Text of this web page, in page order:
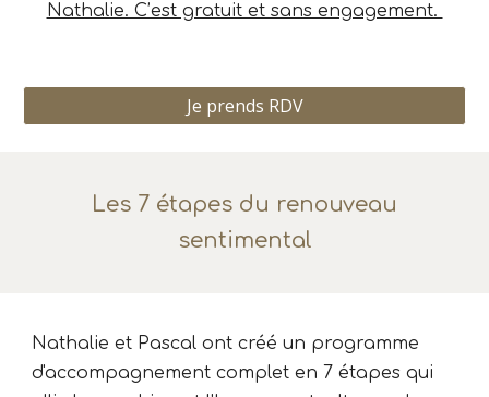
Nathalie. C’est gratuit et sans engagement.
Je prends RDV
Les 7 étapes du renouveau
sentimental
Nathalie et Pascal ont créé un programme
d'accompagnement complet en 7 étapes qui